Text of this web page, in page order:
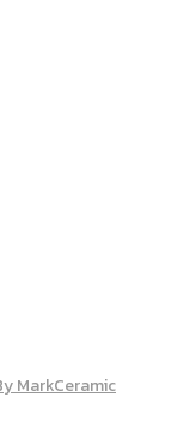
MarkCeramic